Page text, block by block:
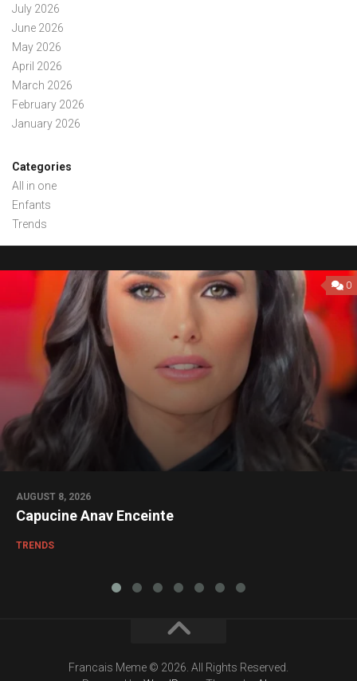
July 2026
June 2026
May 2026
April 2026
March 2026
February 2026
January 2026
Categories
All in one
Enfants
Trends
0
AUGUST 8, 2026
Capucine Anav Enceinte
TRENDS
Francais Meme © 2026. All Rights Reserved.